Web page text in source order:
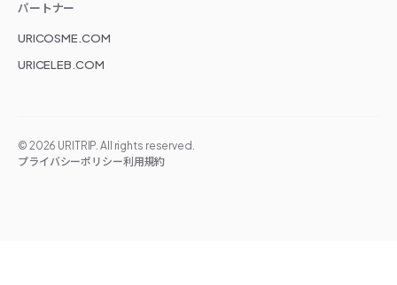
パートナー
URICOSME.COM
URICELEB.COM
© 2026 URITRIP. All rights reserved.
プライバシーポリシー利用規約